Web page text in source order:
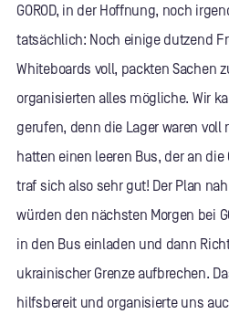
GOROD, in der Hoffnung, noch
tatsächlich: Noch einige dutzend
Whiteboards voll, packten Sachen
organisierten alles mögliche. Wir
gerufen, denn die Lager waren
hatten einen leeren Bus, der an die
traf sich also sehr gut! Der Plan
würden den nächsten Morgen bei
in den Bus einladen und dann
ukrainischer Grenze aufbrechen.
hilfsbereit und organisierte uns